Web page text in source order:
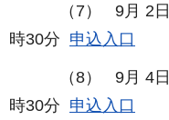
（7） 9月 2日
時30分 申込入口
（8） 9月 4日
時30分 申込入口